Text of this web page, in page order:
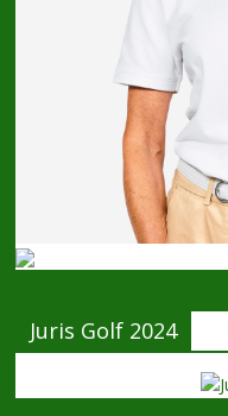
Juris Golf 2024